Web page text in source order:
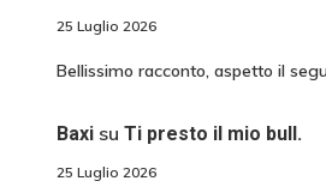
25 Luglio 2026
Bellissimo racconto, aspetto il
Baxisu Ti presto il mio bull.
25 Luglio 2026